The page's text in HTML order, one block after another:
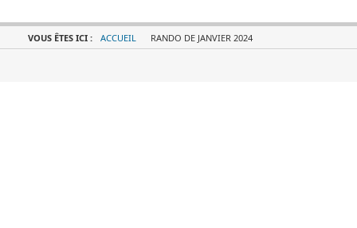
VOUS ÊTES ICI : ACCUEIL RANDO DE JANVIER 2024